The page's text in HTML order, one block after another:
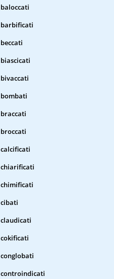
baloccati
barbificati
beccati
biascicati
bivaccati
bombati
braccati
broccati
calcificati
chiarificati
chimificati
cibati
claudicati
cokificati
conglobati
controindicati